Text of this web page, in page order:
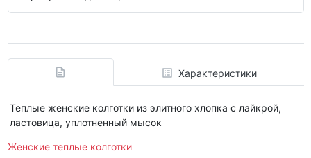
Характеристики
Теплые женские колготки из элитного хлопка с лайкрой,
ластовица, уплотненный мысок
Женские теплые колготки